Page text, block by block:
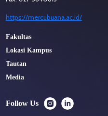
https://mercubuana.ac.id/
Fakultas
Lokasi Kampus
Tautan
Media
Follow Us